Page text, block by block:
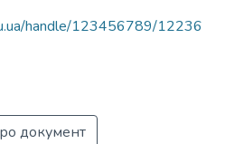
handle/123456789/12236
документ